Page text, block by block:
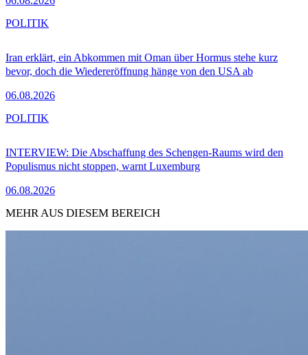
Iran erklärt, ein Abkommen mit Oman über Hormus stehe kurz
bevor, doch die Wiedereröffnung hänge von den USA ab
06.08.2026
POLITIK
INTERVIEW: Die Abschaffung des Schengen-Raums wird den
Populismus nicht stoppen, warnt Luxemburg
06.08.2026
POLITIK
MEHR AUS DIESEM BEREICH